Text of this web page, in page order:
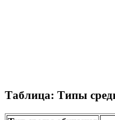
Таблица: Типы